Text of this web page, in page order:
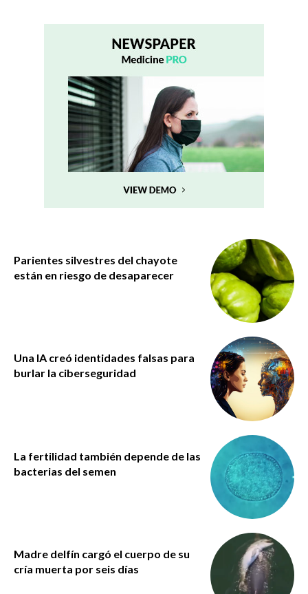
Parientes silvestres del chayote
están en riesgo de desaparecer
Una IA creó identidades falsas para
burlar la ciberseguridad
La fertilidad también depende de las
bacterias del semen
Madre delfín cargó el cuerpo de su
cría muerta por seis días